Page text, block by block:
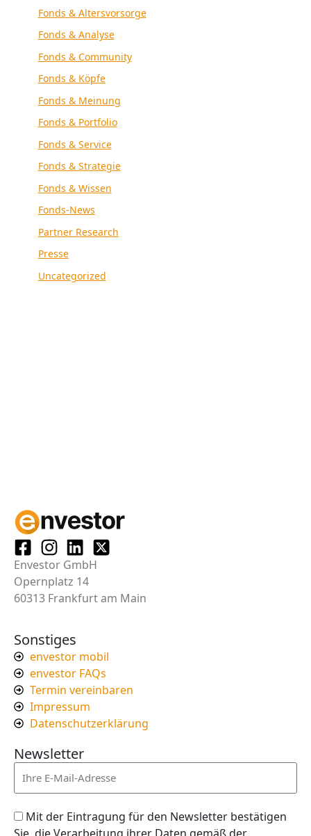
Fonds & Altersvorsorge
Fonds & Analyse
Fonds & Community
Fonds & Köpfe
Fonds & Meinung
Fonds & Portfolio
Fonds & Service
Fonds & Strategie
Fonds & Wissen
Fonds-News
Partner Research
Presse
Uncategorized
Envestor GmbH
Opernplatz 14
60313 Frankfurt am Main
Sonstiges
envestor mobil
envestor FAQs
Termin vereinbaren
Impressum
Datenschutzerklärung
Newsletter
Mit der Eintragung für den Newsletter bestätigen